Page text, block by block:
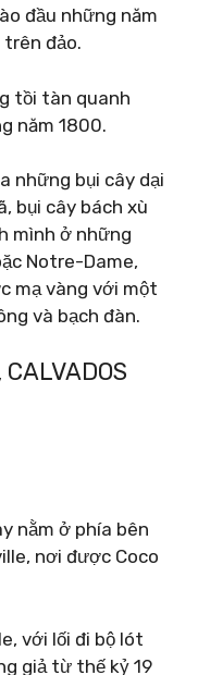
đầu những năm
đảo.
tồi tàn quanh
năm 1800.
những bụi cây dại
bụi cây bách xù
mình ở những
Notre-Dame,
mạ vàng với một
và bạch đàn.
nằm ở phía bên
nơi được Coco
với lối đi bộ lót
giả từ thế kỷ 19